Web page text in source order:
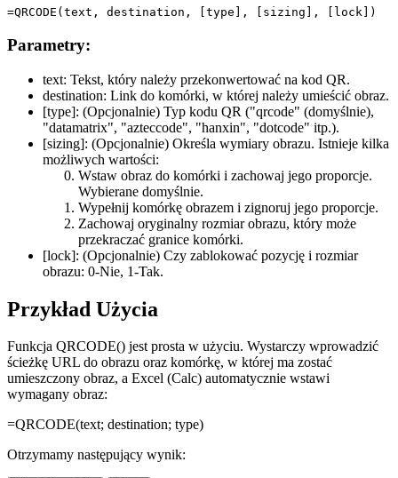
Parametry:
text: Tekst, który należy przekonwertować na kod QR.
destination: Link do komórki, w której należy umieścić obraz.
[type]: (Opcjonalnie) Typ kodu QR ("qrcode" (domyślnie),
"datamatrix", "azteccode", "hanxin", "dotcode" itp.).
[sizing]: (Opcjonalnie) Określa wymiary obrazu. Istnieje kilka
możliwych wartości:
Wstaw obraz do komórki i zachowaj jego proporcje.
Wybierane domyślnie.
Wypełnij komórkę obrazem i zignoruj jego proporcje.
Zachowaj oryginalny rozmiar obrazu, który może
przekraczać granice komórki.
[lock]: (Opcjonalnie) Czy zablokować pozycję i rozmiar
obrazu: 0-Nie, 1-Tak.
Przykład Użycia
Funkcja QRCODE() jest prosta w użyciu. Wystarczy wprowadzić
ścieżkę URL do obrazu oraz komórkę, w której ma zostać
umieszczony obraz, a Excel (Calc) automatycznie wstawi
wymagany obraz:
=QRCODE(text; destination; type)
Otrzymamy następujący wynik: